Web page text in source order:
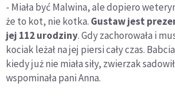
- Miała być Malwina, ale dopiero
że to kot, nie kotka. Gustaw jest
jej 112 urodziny. Gdy zachorowała i
kociak leżał na jej piersi cały czas.
kiedy już nie miała siły, zwierzak
wspominała pani Anna.